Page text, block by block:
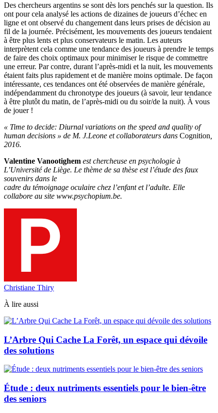
Des chercheurs argentins se sont dès lors penchés sur la question. Ils
ont pour cela analysé les actions de dizaines de joueurs d’échec en
ligne et ont observé du changement dans leurs prises de décision au
fil de la journée. Précisément, les mouvements des joueurs tendaient
à être plus lents et plus conservateurs le matin. Les auteurs
interprètent cela comme une tendance des joueurs à prendre le temps
de faire des choix optimaux pour minimiser le risque de commettre
une erreur. Par contre, durant l’après-midi et la nuit, les mouvements
étaient faits plus rapidement et de manière moins optimale. De façon
intéressante, ces tendances ont été observées de manière générale,
indépendamment du chronotype des joueurs (à savoir, leur tendance
à être plutôt du matin, de l’après-midi ou du soir/de la nuit). À vous
de jouer !
« Time to decide: Diurnal variations on the speed and quality of
human decisions » de M. J.Leone et collaborateurs dans Cognition
2016.
Valentine Vanootighem est chercheuse en psychologie à
L’Université de Liège. Le thème de sa thèse est l’étude des faux
souvenirs dans le
cadre du témoignage oculaire chez l’enfant et l’adulte. Elle
collabore au site www.psychopium.be.
Christiane Thiry
À lire aussi
L’Arbre Qui Cache La Forêt, un espace qui dévoile
des solutions
Étude : deux nutriments essentiels pour le bien-être
des seniors